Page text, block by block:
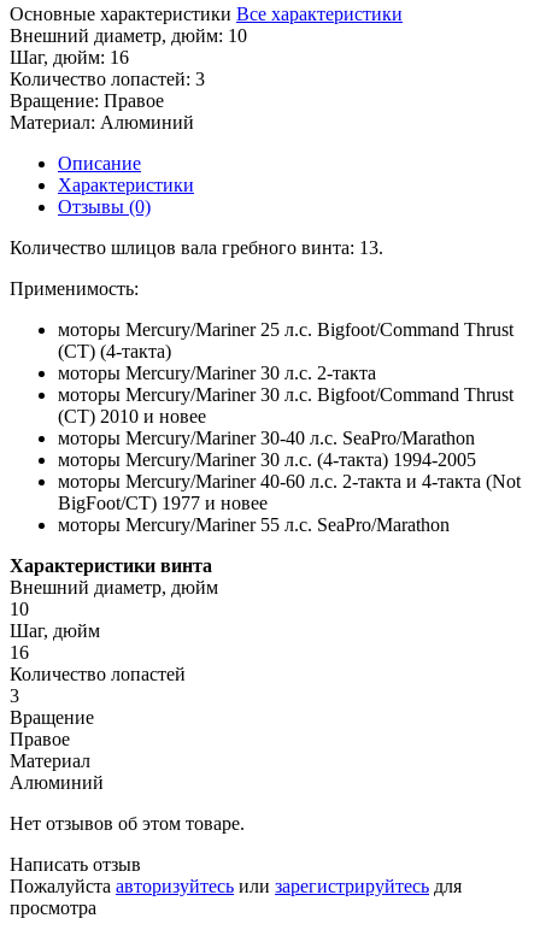
Основные характеристики Все характеристики
Внешний диаметр, дюйм: 10
Шаг, дюйм: 16
Количество лопастей: 3
Вращение: Правое
Материал: Алюминий
Описание
Характеристики
Отзывы (0)
Количество шлицов вала гребного винта: 13.
Применимость:
моторы Mercury/Mariner 25 л.с. Bigfoot/Command Thrust
(CT) (4-такта)
моторы Mercury/Mariner 30 л.с. 2-такта
моторы Mercury/Mariner 30 л.с. Bigfoot/Command Thrust
(CT) 2010 и новее
моторы Mercury/Mariner 30-40 л.с. SeaPro/Marathon
моторы Mercury/Mariner 30 л.с. (4-такта) 1994-2005
моторы Mercury/Mariner 40-60 л.с. 2-такта и 4-такта (Not
BigFoot/CT) 1977 и новее
моторы Mercury/Mariner 55 л.с. SeaPro/Marathon
Характеристики винта
Внешний диаметр, дюйм
10
Шаг, дюйм
16
Количество лопастей
3
Вращение
Правое
Материал
Алюминий
Нет отзывов об этом товаре.
Написать отзыв
Пожалуйста авторизуйтесь или зарегистрируйтесь для
просмотра